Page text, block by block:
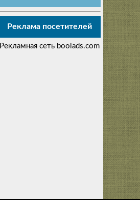
Реклама посетителей
Рекламная сеть boolads.com